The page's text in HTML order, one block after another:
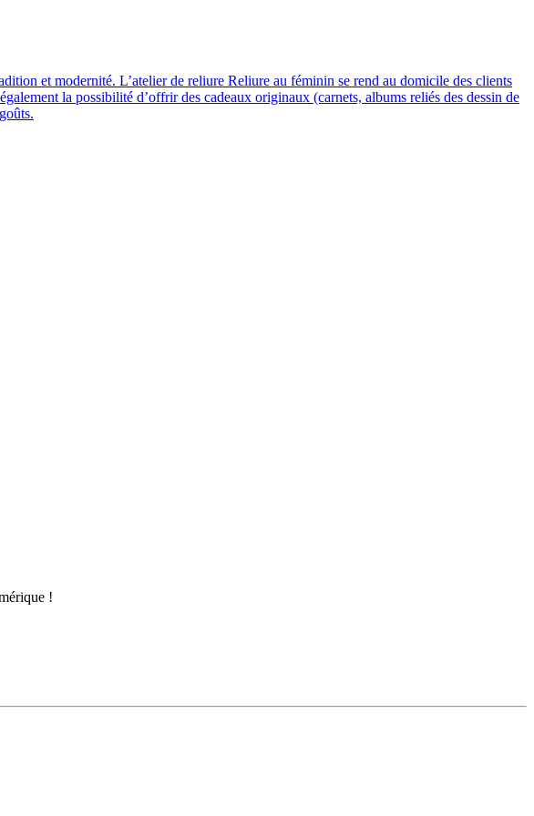
et modernité. L’atelier de reliure Reliure au féminin se rend au domicile des clients
la possibilité d’offrir des cadeaux originaux (carnets, albums reliés des dessin de
!